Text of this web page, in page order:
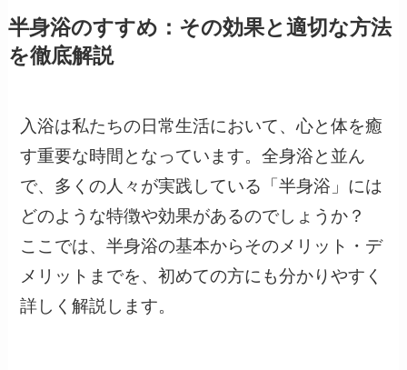
半身浴のすすめ：その効果と適切な方法
を徹底解説
入浴は私たちの日常生活において、心と体を癒
す重要な時間となっています。全身浴と並ん
で、多くの人々が実践している「半身浴」には
どのような特徴や効果があるのでしょうか？
ここでは、半身浴の基本からそのメリット・デ
メリットまでを、初めての方にも分かりやすく
詳しく解説します。